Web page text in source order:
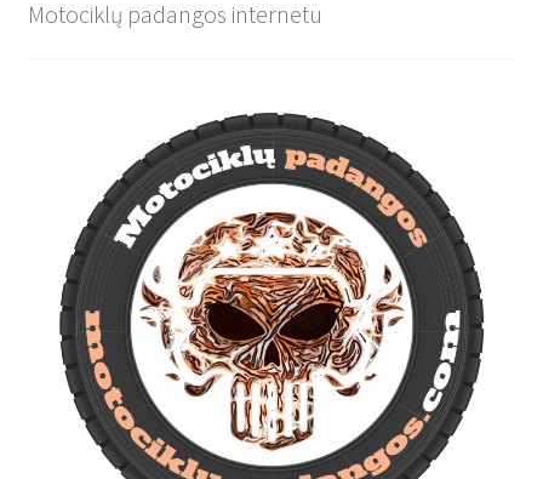
Motociklų padangos internetu